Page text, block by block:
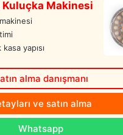
Makinesi
yapısı
alma danışmanı
ve satın alma
Whatsapp